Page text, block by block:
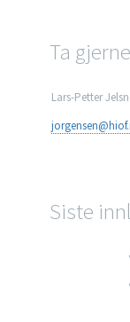
Ta
Lars-Petter
Siste